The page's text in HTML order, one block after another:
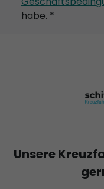
habe. *
Unsere